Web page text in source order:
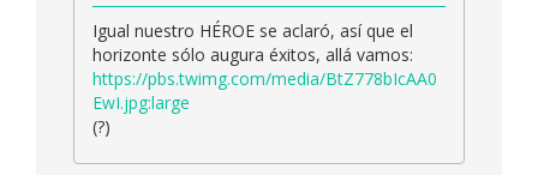
Igual nuestro HÉROE se aclaró, así que el
horizonte sólo augura éxitos, allá vamos:
https://pbs.twimg.com/media/BtZ778bIcAA0
EwI.jpg:large
(?)